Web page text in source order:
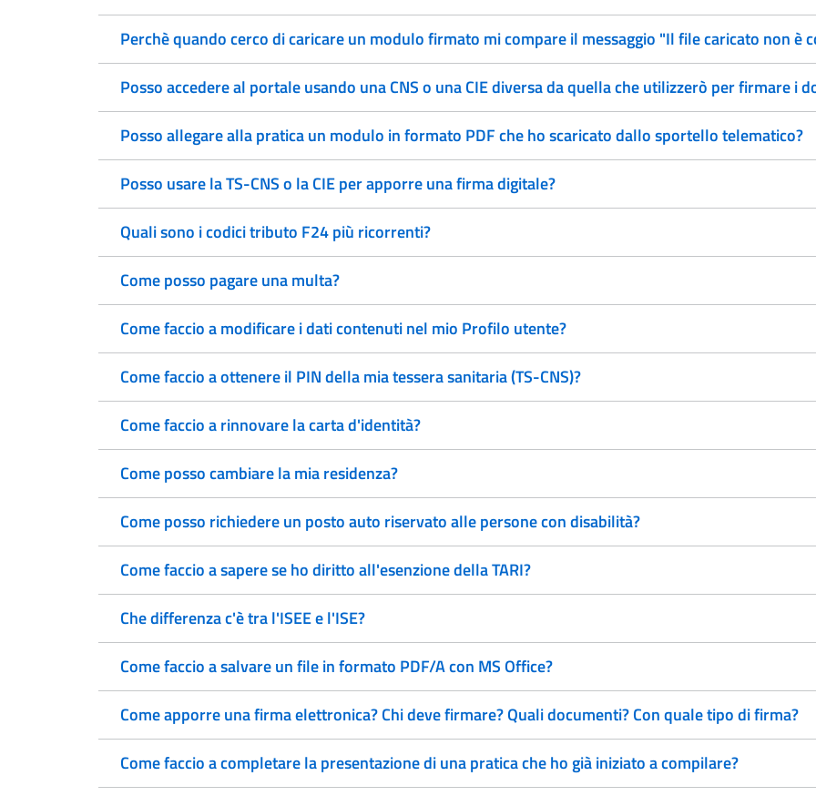
Perchè quando cerco di caricare un modulo firmato mi compare il messaggio "Il file caricato non è
Posso accedere al portale usando una CNS o una CIE diversa da quella che utilizzerò per firmare i
Posso allegare alla pratica un modulo in formato PDF che ho scaricato dallo sportello telematico?
Posso usare la TS-CNS o la CIE per apporre una firma digitale?
Quali sono i codici tributo F24 più ricorrenti?
Come posso pagare una multa?
Come faccio a modificare i dati contenuti nel mio Profilo utente?
Come faccio a ottenere il PIN della mia tessera sanitaria (TS-CNS)?
Come faccio a rinnovare la carta d'identità?
Come posso cambiare la mia residenza?
Come posso richiedere un posto auto riservato alle persone con disabilità?
Come faccio a sapere se ho diritto all'esenzione della TARI?
Che differenza c'è tra l'ISEE e l'ISE?
Come faccio a salvare un file in formato PDF/A con MS Office?
Come apporre una firma elettronica? Chi deve firmare? Quali documenti? Con quale tipo di firma?
Come faccio a completare la presentazione di una pratica che ho già iniziato a compilare?